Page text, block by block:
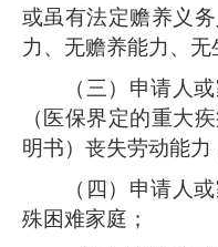
或虽有法定赡养义
力、无赡养能力、无
（三）申请人
（医保界定的重大
明书）丧失劳动能力
（四）申请人
殊困难家庭；